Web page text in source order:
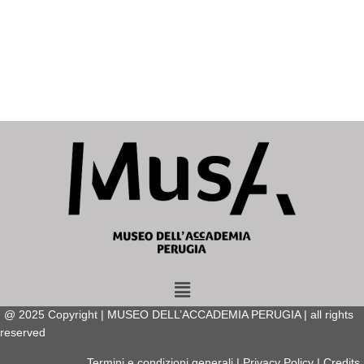
Menu
@ 2025 Copyright | MUSEO DELL’ACCADEMIA PERUGIA | all rights
reserved